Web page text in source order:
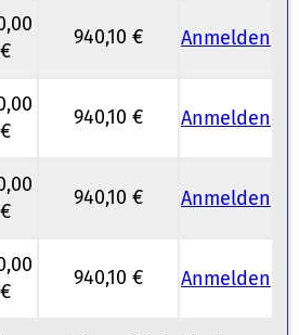
€
940,10 € Anmelden
€
940,10 € Anmelden
€
940,10 € Anmelden
€
940,10 € Anmelden